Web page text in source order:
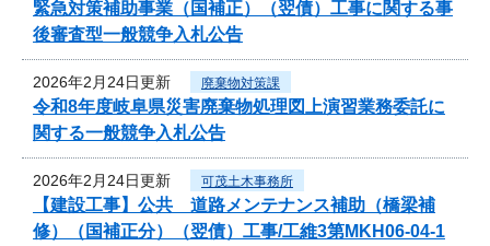
緊急対策補助事業（国補正）（翌債）工事に関する事
後審査型一般競争入札公告
2026年2月24日更新 廃棄物対策課
令和8年度岐阜県災害廃棄物処理図上演習業務委託に
関する一般競争入札公告
2026年2月24日更新 可茂土木事務所
【建設工事】公共 道路メンテナンス補助（橋梁補
修）（国補正分）（翌債）工事/工維3第MKH06-04-1